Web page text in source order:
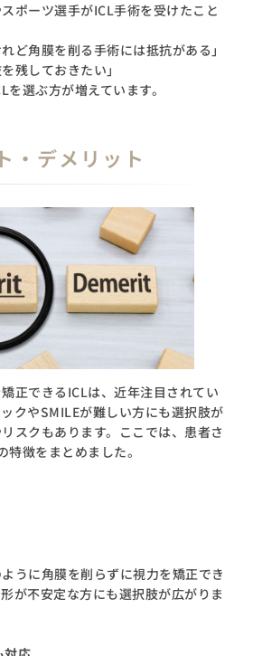
ポーツ選手がICL手術を受けたこと
ど角膜を削る手術には抵抗がある」
残しておきたい」
選ぶ方が増えています。
・デメリット
正できるICLは、近年注目されてい
クやSMILEが難しい方にも選択肢が
スクもあります。ここでは、患者さ
徴をまとめました。
うに角膜を削らずに視力を矯正でき
が不安定な方にも選択肢が広がりま